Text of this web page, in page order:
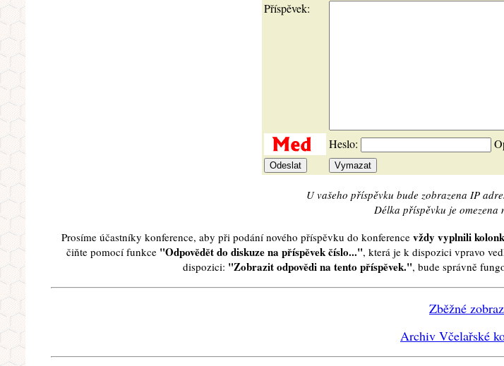
Příspěvek:
Heslo:
U vašeho příspěvku bude zobrazena IP
Délka příspěvku je omezena
Prosíme účastníky konference, aby při podání nového příspěvku do konference vždy vyplnili
čiňte pomocí funkce "Odpovědět do diskuze na příspěvek číslo...", která je k dispozici vpravo
dispozici: "Zobrazit odpovědi na tento příspěvek.", bude správně
Zběžné
Archiv Včelařské